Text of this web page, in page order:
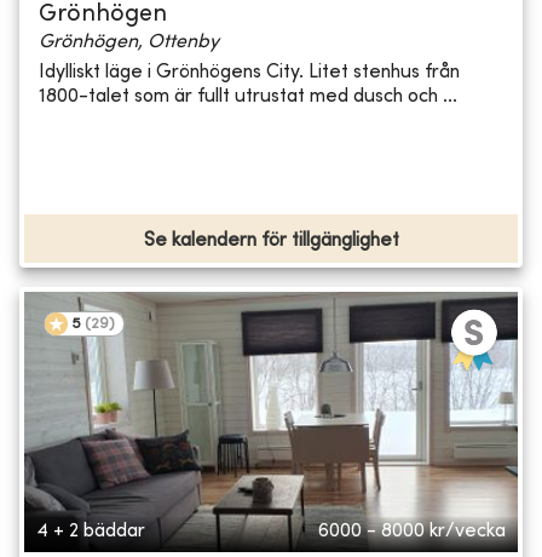
Grönhögen
Grönhögen, Ottenby
Idylliskt läge i Grönhögens City. Litet stenhus från
1800-talet som är fullt utrustat med dusch och ...
Se kalendern för tillgänglighet
5 (29)
4 + 2 bäddar 6000 - 8000 kr/vecka